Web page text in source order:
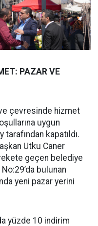
PAZAR VE
çevresinde hizmet
uygun
tarafından kapatıldı.
Utku Caner
geçen belediye
bulunan
yeni pazar yerini
yüzde 10 indirim